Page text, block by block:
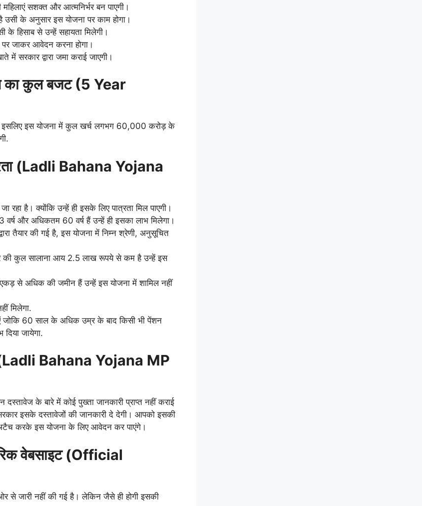
सशक्त और आत्मनिर्भर बन पाएगी।
है उसी के अनुसार इस योजना पर काम होगा।
के हिसाब से उन्हें सहायता मिलेगी।
जाकर आवेदन करना होगा।
में सरकार द्वारा जमा कराई जाएगी।
का कुल बजट (5 Year
है. इसलिए इस योजना में कुल खर्च लगभग 60,000 करोड़ के
(Ladli Bahana Yojana
रहा है। क्योंकि उन्हें ही इसके लिए पात्रता मिल पाएगी।
और अधिकतम 60 वर्ष हैं उन्हें ही इसका लाभ मिलेगा।
तैयार की गई है, इस योजना में निम्न श्रेणी, अनुसूचित
की कुल सालाना आय 2.5 लाख रूपये से कम है उन्हें इस
से अधिक की जमीन हैं उन्हें इस योजना में शामिल नहीं
मिलेगा.
जोकि 60 साल के अधिक उम्र के बाद किसी भी पेंशन
जायेगा.
(Ladli Bahana Yojana MP
दस्तावेज के बारे में कोई पुख्ता जानकारी प्राप्त नहीं कराई
इसके दस्तावेजों की जानकारी दे देगी। आपको इसकी
अटैच करके इस योजना के लिए आवेदन कर पाएंगे।
वेबसाइट (Official
से जारी नहीं की गई है। लेकिन जैसे ही होगी इसकी